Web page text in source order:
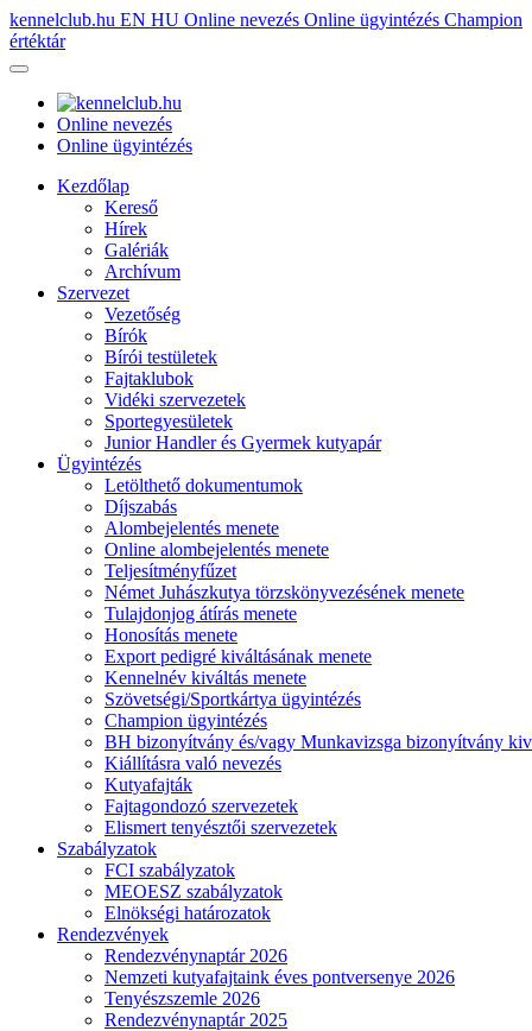
kennelclub.hu EN HU Online nevezés Online ügyintézés Champion
értéktár
Online nevezés
Online ügyintézés
Kezdőlap
Kereső
Hírek
Galériák
Archívum
Szervezet
Vezetőség
Bírók
Bírói testületek
Fajtaklubok
Vidéki szervezetek
Sportegyesületek
Junior Handler és Gyermek kutyapár
Ügyintézés
Letölthető dokumentumok
Díjszabás
Alombejelentés menete
Online alombejelentés menete
Teljesítményfűzet
Német Juhászkutya törzskönyvezésének menete
Tulajdonjog átírás menete
Honosítás menete
Export pedigré kiváltásának menete
Kennelnév kiváltás menete
Szövetségi/Sportkártya ügyintézés
Champion ügyintézés
BH bizonyítvány és/vagy Munkavizsga bizonyítvány
Kiállításra való nevezés
Kutyafajták
Fajtagondozó szervezetek
Elismert tenyésztői szervezetek
Szabályzatok
FCI szabályzatok
MEOESZ szabályzatok
Elnökségi határozatok
Rendezvények
Rendezvénynaptár 2026
Nemzeti kutyafajtaink éves pontversenye 2026
Tenyészszemle 2026
Rendezvénynaptár 2025